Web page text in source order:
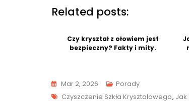
Related posts:
Czy kryształ z ołowiem jest
bezpieczny? Fakty i mity.
Mar 2, 2026
Porady
Tags
Czyszczenie Szkła Kryształowego, Jak